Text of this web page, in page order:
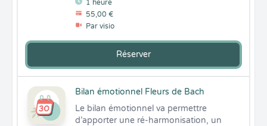
1 heure
55,00 €
Par visio
Réserver
Bilan émotionnel Fleurs de Bach
Le bilan émotionnel va permettre
d’apporter une ré-harmonisation, un